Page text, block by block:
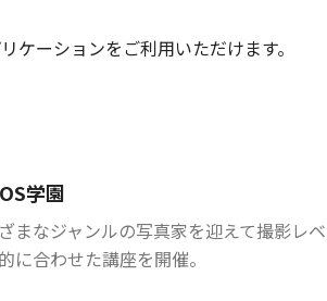
ケーションをご利用いただけます。
学園
まなジャンルの写真家を迎えて撮影レ
に合わせた講座を開催。